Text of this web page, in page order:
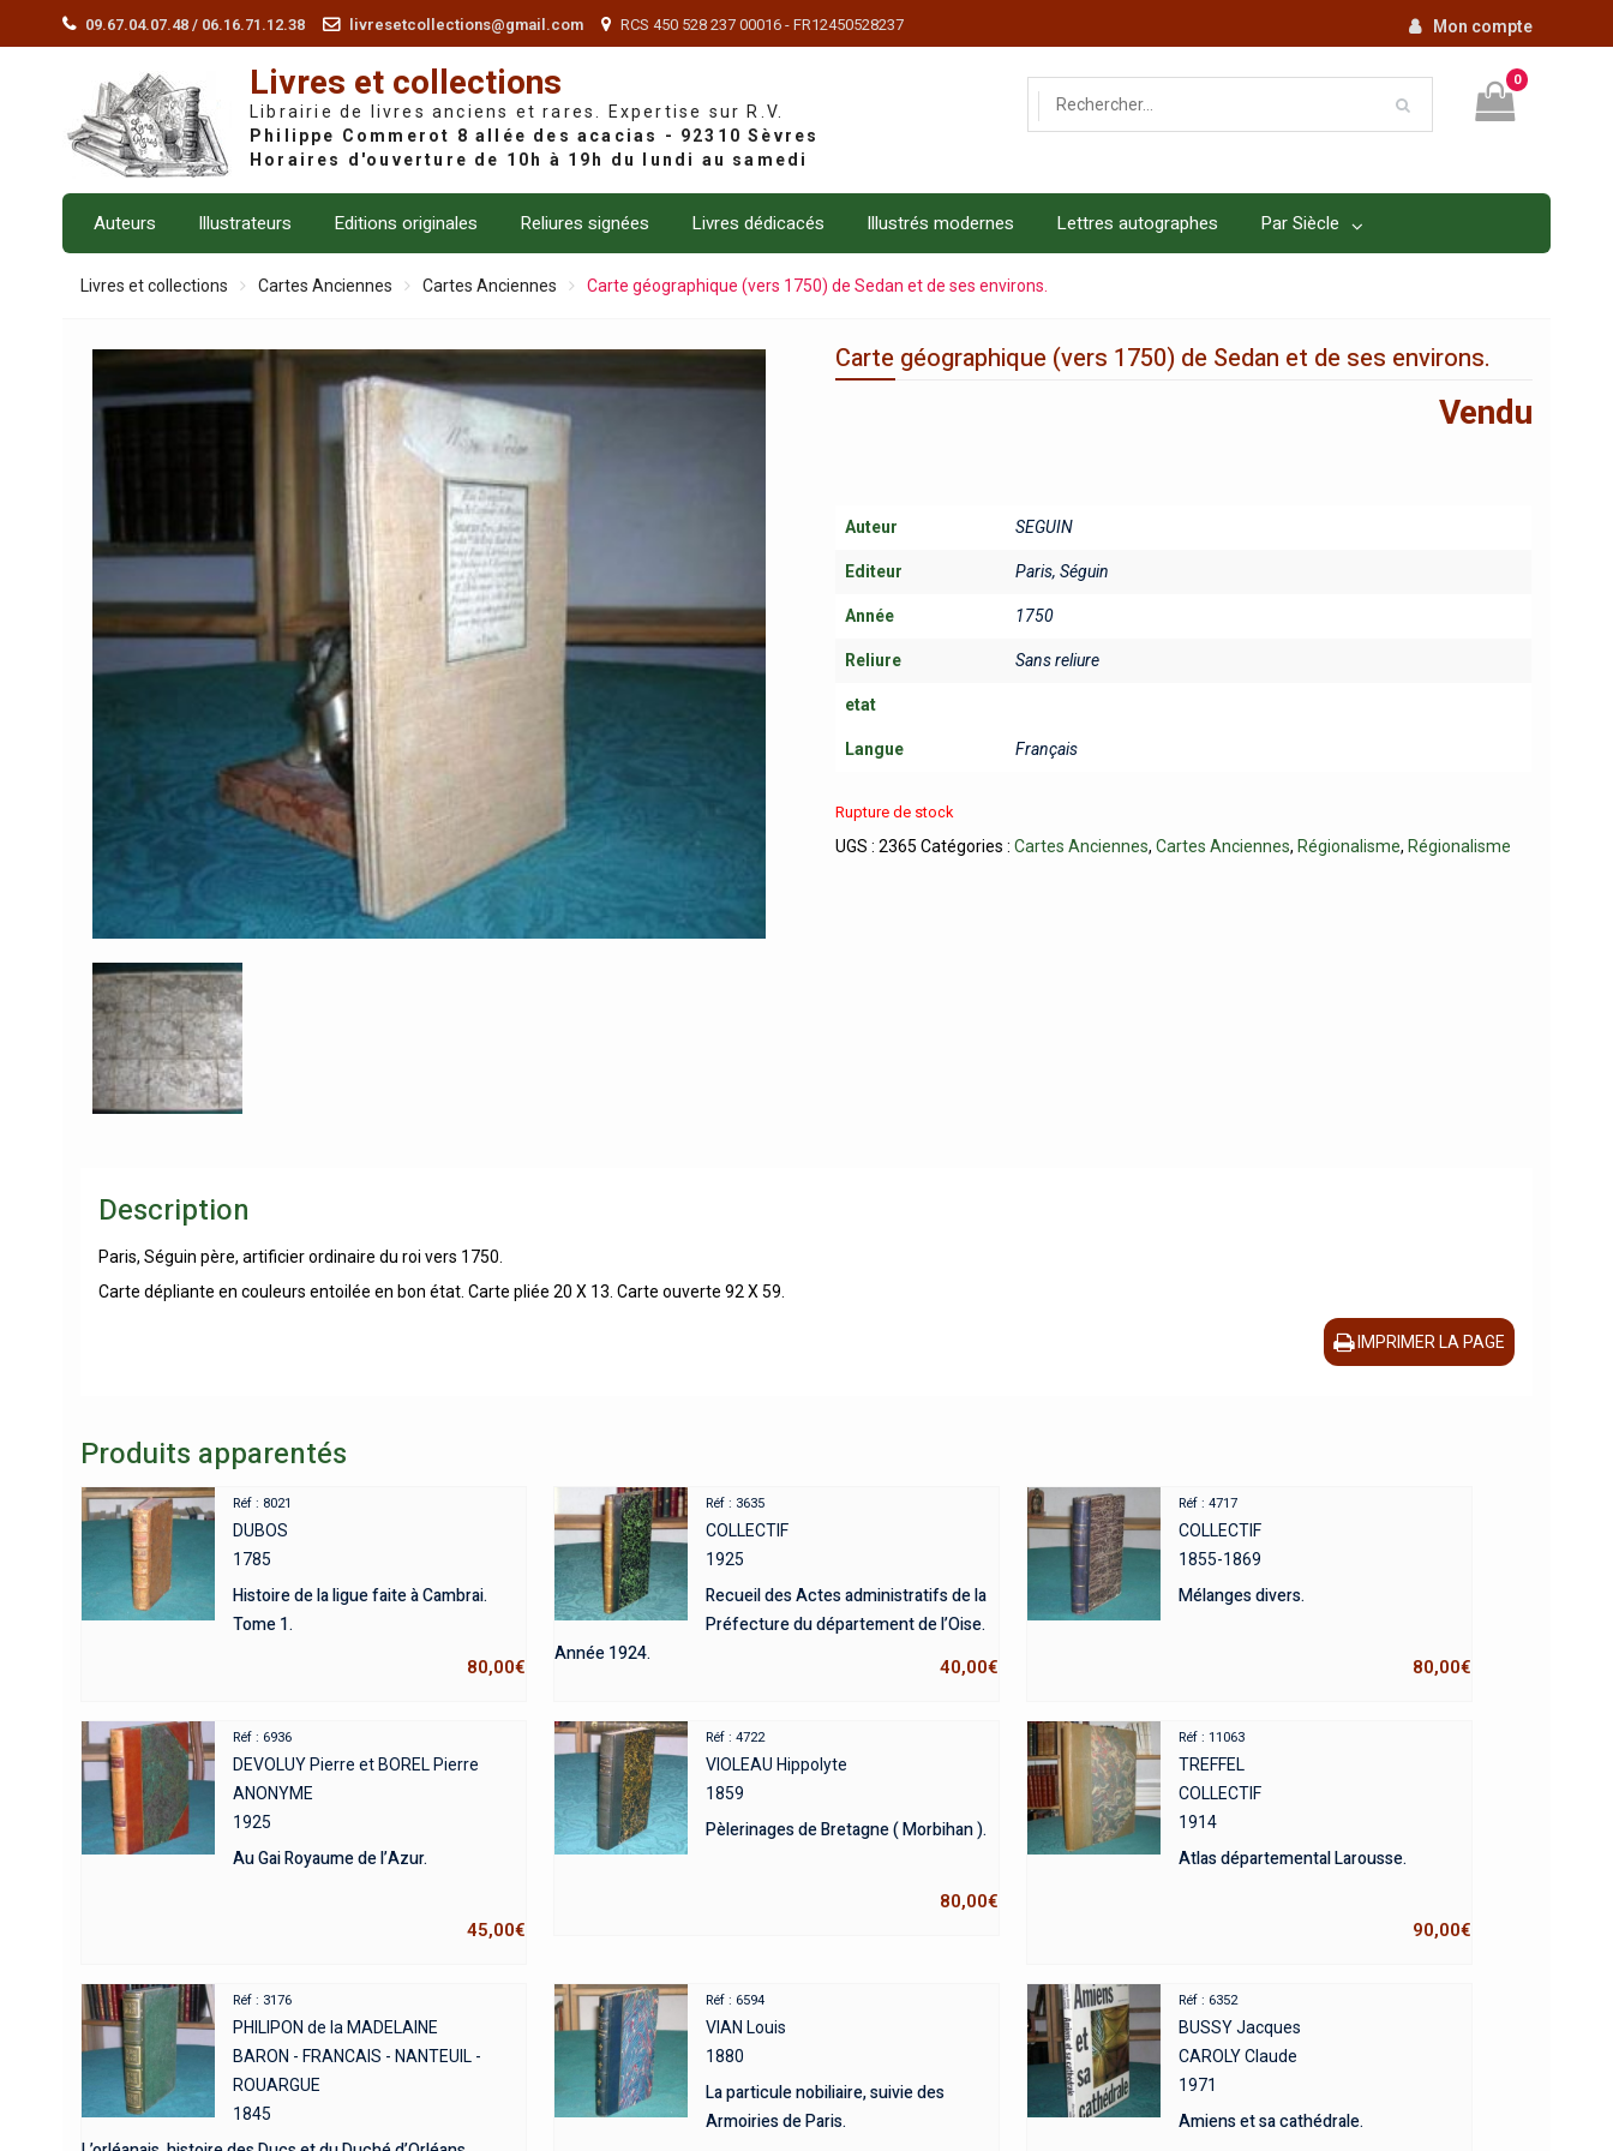
09.67.04.07.48 / 06.16.71.12.38 livresetcollections@gmail.com RCS 450 528 237 00016 - FR12450528237 Mon compte
Livres et collections
Librairie de livres anciens et rares. Expertise sur R.V.
0
Auteurs Illustrateurs Editions originales Reliures signées Livres dédicacés Illustrés modernes Lettres autographes Par Siècle
Livres et collections Cartes Anciennes Cartes Anciennes Carte géographique (vers 1750) de Sedan et de ses environs.
Carte géographique (vers 1750) de Sedan et de ses environs.
Vendu
Auteur SEGUIN
Editeur Paris, Séguin
Année 1750
Reliure Sans reliure
etat
Langue Français
Rupture de stock
UGS :2365 Catégories :Cartes Anciennes,Cartes Anciennes, Régionalisme, Régionalisme
Description
Paris, Séguin père, artificier ordinaire du roi vers 1750.
Carte dépliante en couleurs entoilée en bon état. Carte pliée 20 X 13. Carte ouverte 92 X 59.
IMPRIMER LA PAGE
Produits apparentés
Réf : 8021
DUBOS
1785
Histoire de la ligue faite à Cambrai.
Tome 1.
80,00€
Réf : 3635
COLLECTIF
1925
Recueil des Actes administratifs de la
Préfecture du département de l’Oise.
Année 1924.
40,00€
Réf : 4717
COLLECTIF
1855-1869
Mélanges divers.
80,00€
Réf : 6936
DEVOLUY Pierre et BOREL Pierre
ANONYME
1925
Au Gai Royaume de l’Azur.
45,00€
Réf : 4722
VIOLEAU Hippolyte
1859
Pèlerinages de Bretagne ( Morbihan ).
80,00€
Réf : 11063
TREFFEL
COLLECTIF
1914
Atlas départemental Larousse.
90,00€
Réf : 3176
PHILIPON de la MADELAINE
BARON - FRANCAIS - NANTEUIL -
ROUARGUE
1845
Réf : 6594
VIAN Louis
1880
La particule nobiliaire, suivie des
Armoiries de Paris.
Réf : 6352
BUSSY Jacques
CAROLY Claude
1971
Amiens et sa cathédrale.